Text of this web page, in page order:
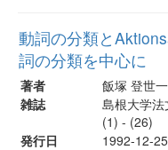
動詞の分類と
詞の分類を中心に
著者
飯塚 登世一
雑誌
島根大学
(1) - (26)
発行日
1992-12-